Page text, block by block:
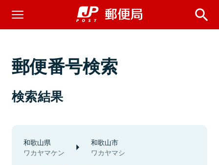
郵便番号検索
検索結果
和歌山県
ワカヤマケン
和歌山市
ワカヤマシ